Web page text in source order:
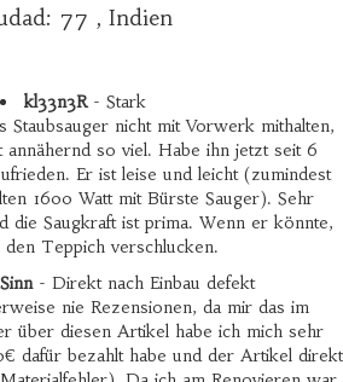
77 , Indien
kl33n3R- Stark
Staubsauger nicht mit Vorwerk mithalten,
annähernd so viel. Habe ihn jetzt seit 6
Er ist leise und leicht (zumindest
1600 Watt mit Bürste Sauger). Sehr
die Saugkraft ist prima. Wenn er könnte,
Teppich verschlucken.
- Direkt nach Einbau defekt
nie Rezensionen, da mir das im
über diesen Artikel habe ich mich sehr
dafür bezahlt habe und der Artikel direkt